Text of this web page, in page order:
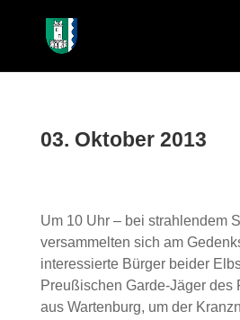
03. Oktober 2013
Um 10 Uhr – bei strahlendem
versammelten sich am
interessierte Bürger beider
Preußischen Garde-Jäger des
aus Wartenburg, um der